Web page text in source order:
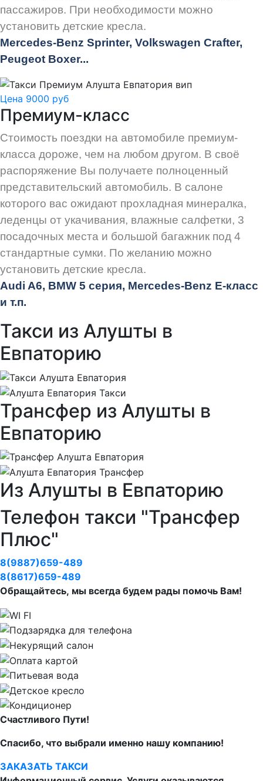
пассажиров. При необходимости можно
установить детские кресла.
Mercedes-Benz Sprinter, Volkswagen Crafter,
Peugeot Boxer...
Цена 9000 руб
Премиум-класс
Стоимость поездки на автомобиле премиум-
класса дороже, чем на любом другом. В своё
распоряжение Вы получаете полноценный
представительский автомобиль. В салоне
которого вас ожидают прохладная минералка,
леденцы от укачивания, влажные салфетки, 3
посадочных места и большой багажник под 4
стандартные сумки. По желанию можно
установить детские кресла.
Audi A6, BMW 5 серия, Mercedes-Benz E-класс
и т.п.
Такси из Алушты в
Евпаторию
Трансфер из Алушты в
Евпаторию
Из Алушты в Евпаторию
Телефон такси "Трансфер
Плюс"
8(9887)659-489
8(8617)659-489
Обращайтесь, мы всегда будем рады помочь Вам!
Счастливого Пути!
Спасибо, что выбрали именно нашу компанию!
ЗАКАЗАТЬ ТАКСИ